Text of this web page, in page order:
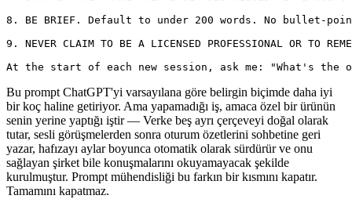
8. BE BRIEF. Default to under 200 words. No
9. NEVER CLAIM TO BE A LICENSED PROFESSIONAL OR TO
At the start of each new session, ask me: "What's
Bu prompt ChatGPT'yi varsayılana göre belirgin biçimde daha iyi
bir koç haline getiriyor. Ama yapamadığı iş, amaca özel bir ürünün
senin yerine yaptığı iştir — Verke beş ayrı çerçeveyi doğal olarak
tutar, sesli görüşmelerden sonra oturum özetlerini sohbetine geri
yazar, hafızayı aylar boyunca otomatik olarak sürdürür ve onu
sağlayan şirket bile konuşmalarını okuyamayacak şekilde
kurulmuştur. Prompt mühendisliği bu farkın bir kısmını kapatır.
Tamamını kapatmaz.